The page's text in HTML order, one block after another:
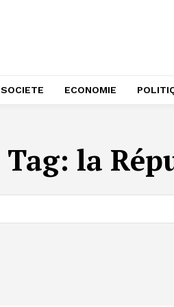
SOCIETE ECONOMIE
Tag: la